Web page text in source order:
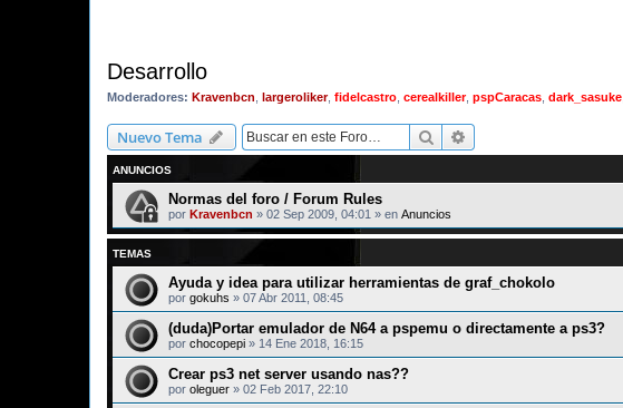
Desarrollo
Moderadores: Kravenbcn largeroliker, fidelcastro cerealkiller, pspCaracas dark_sasuke
Nuevo Tema Buscar
ANUNCIOS
Normas del foro / Forum Rules
por Kravenbcn » 02 Sep 2009, 04:01 » en Anuncios
TEMAS
Ayuda y idea para utilizar herramientas de graf_chokolo
por gokuhs » 07 Abr 2011, 08:45
(duda)Portar emulador de N64 a pspemu o directamente a ps3?
por chocopepi » 14 Ene 2018, 16:15
Crear ps3 net server usando nas??
por oleguer » 02 Feb 2017, 22:10